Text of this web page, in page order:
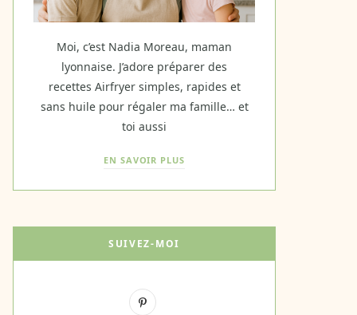
Moi, c’est Nadia Moreau, maman
lyonnaise. J’adore préparer des
recettes Airfryer simples, rapides et
sans huile pour régaler ma famille… et
toi aussi
EN SAVOIR PLUS
SUIVEZ-MOI
P